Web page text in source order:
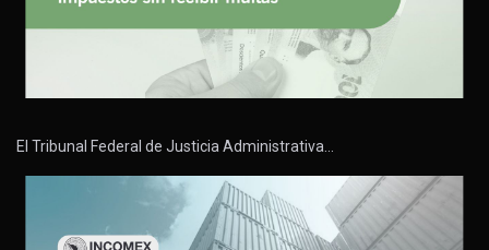
El Tribunal Federal de Justicia Administrativa…